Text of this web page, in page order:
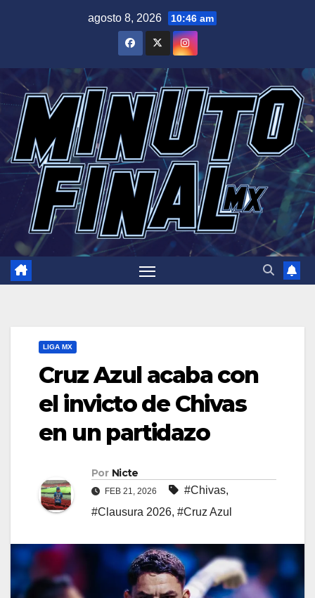
agosto 8, 2026 10:46 am
LIGA MX
Cruz Azul acaba con
el invicto de Chivas
en un partidazo
Por Nicte
FEB 21, 2026 #Chivas,
#Clausura 2026, #Cruz Azul